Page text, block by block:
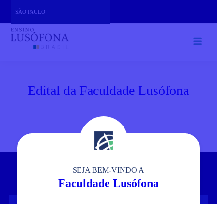
SEJA BEM-VINDO A
Faculdade Lusófona
content
SÃO PAULO
Edital da Faculdade Lusófona